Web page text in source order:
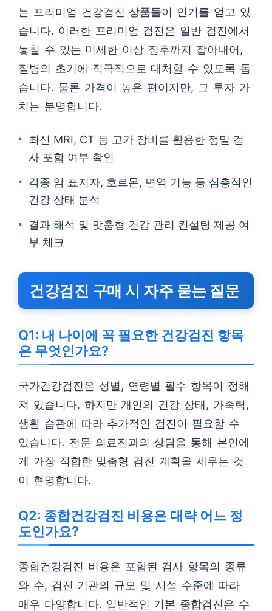
는 프리미엄 건강검진 상품들이 인기를 얻고 있
습니다. 이러한 프리미엄 검진은 일반 검진에서
놓칠 수 있는 미세한 이상 징후까지 잡아내어,
질병의 초기에 적극적으로 대처할 수 있도록 돕
습니다. 물론 가격이 높은 편이지만, 그 투자 가
치는 분명합니다.
최신 MRI, CT 등 고가 장비를 활용한 정밀 검
사 포함 여부 확인
각종 암 표지자, 호르몬, 면역 기능 등 심층적인
건강 상태 분석
결과 해석 및 맞춤형 건강 관리 컨설팅 제공 여
부 체크
건강검진 구매 시 자주 묻는 질문
Q1: 내 나이에 꼭 필요한 건강검진 항목
은 무엇인가요?
국가건강검진은 성별, 연령별 필수 항목이 정해
져 있습니다. 하지만 개인의 건강 상태, 가족력,
생활 습관에 따라 추가적인 검진이 필요할 수
있습니다. 전문 의료진과의 상담을 통해 본인에
게 가장 적합한 맞춤형 검진 계획을 세우는 것
이 현명합니다.
Q2: 종합건강검진 비용은 대략 어느 정
도인가요?
종합건강검진 비용은 포함된 검사 항목의 종류
와 수, 검진 기관의 규모 및 시설 수준에 따라
매우 다양합니다. 일반적인 기본 종합검진은 수